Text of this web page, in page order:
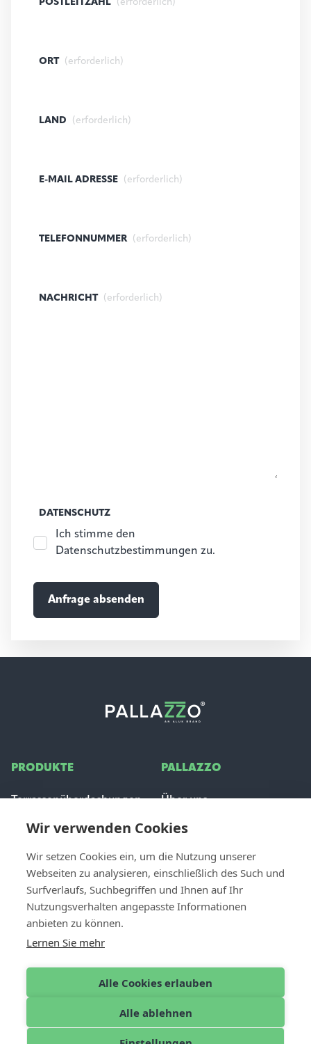
Wir verwenden Cookies
Wir setzen Cookies ein, um die Nutzung unserer
Webseiten zu analysieren, einschließlich des Such und
Surfverlaufs, Suchbegriffen und Ihnen auf Ihr
Nutzungsverhalten angepasste Informationen
anbieten zu können.
Lernen Sie mehr
Alle Cookies erlauben
Alle ablehnen
POSTLEITZAHL (erforderlich)
ORT (erforderlich)
LAND (erforderlich)
E-MAIL ADRESSE (erforderlich)
TELEFONNUMMER (erforderlich)
NACHRICHT (erforderlich)
DATENSCHUTZ
Ich stimme den
Datenschutzbestimmungen zu.
PRODUKTE
Terrassenüberdachungen
Sonnenschutz
PALLAZZO
Über uns
Stellenangebote
Häufig gestellte Fragen
FÜR PROFIS
Händler werden
Dealer login
CONTACT
Deutsch © 2026 Pallazzo